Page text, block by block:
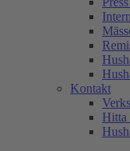
Kontakt
Hitta